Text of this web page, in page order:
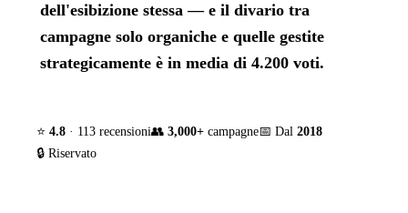
dell'esibizione stessa — e il divario tra
campagne solo organiche e quelle gestite
strategicamente è in media di 4.200 voti.
⭐ 4.8 · 113 recensioni👥 3,000+ campagne📅 Dal 2018
🔒 Riservato